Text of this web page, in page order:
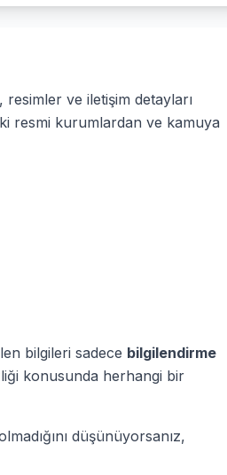
ve iletişim detayları
resmi kurumlardan ve kamuya
bilgileri sadece bilgilendirme
konusunda herhangi bir
düşünüyorsanız,